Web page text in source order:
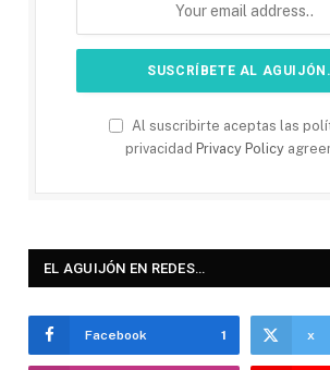
Al suscribirte aceptas las
privacidad Privacy Policy
EL AGUIJÓN EN REDES…
Facebook 1 x